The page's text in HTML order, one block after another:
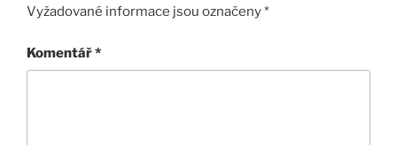
Vyžadované informace jsou označeny*
Komentář*